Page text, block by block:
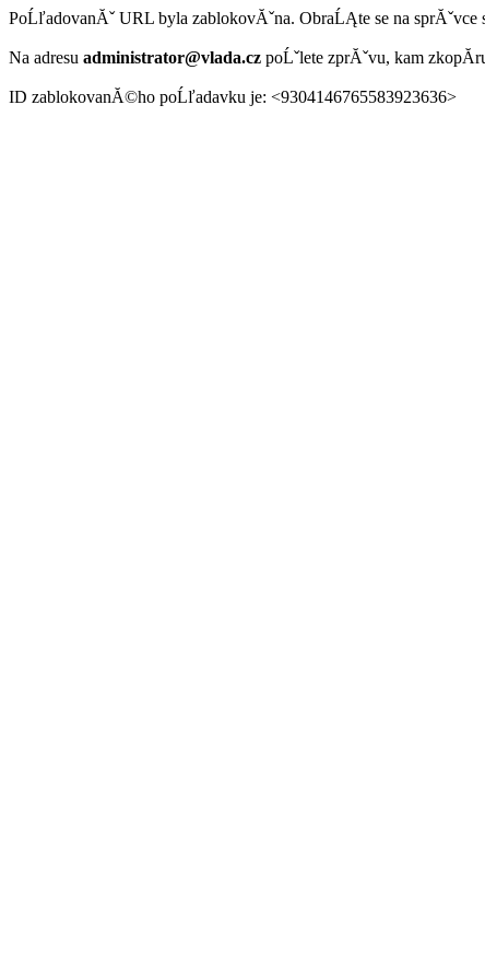
PoĹľadovanĂˇ URL byla zablokovĂˇna. ObraĹĄte se na sprĂˇvce
Na adresu administrator@vlada.cz poĹˇlete zprĂˇvu, kam
ID zablokovanĂ©ho poĹľadavku je: <9304146765583923636>